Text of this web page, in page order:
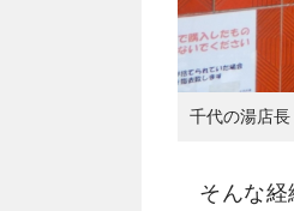
千代の湯店
そんな経